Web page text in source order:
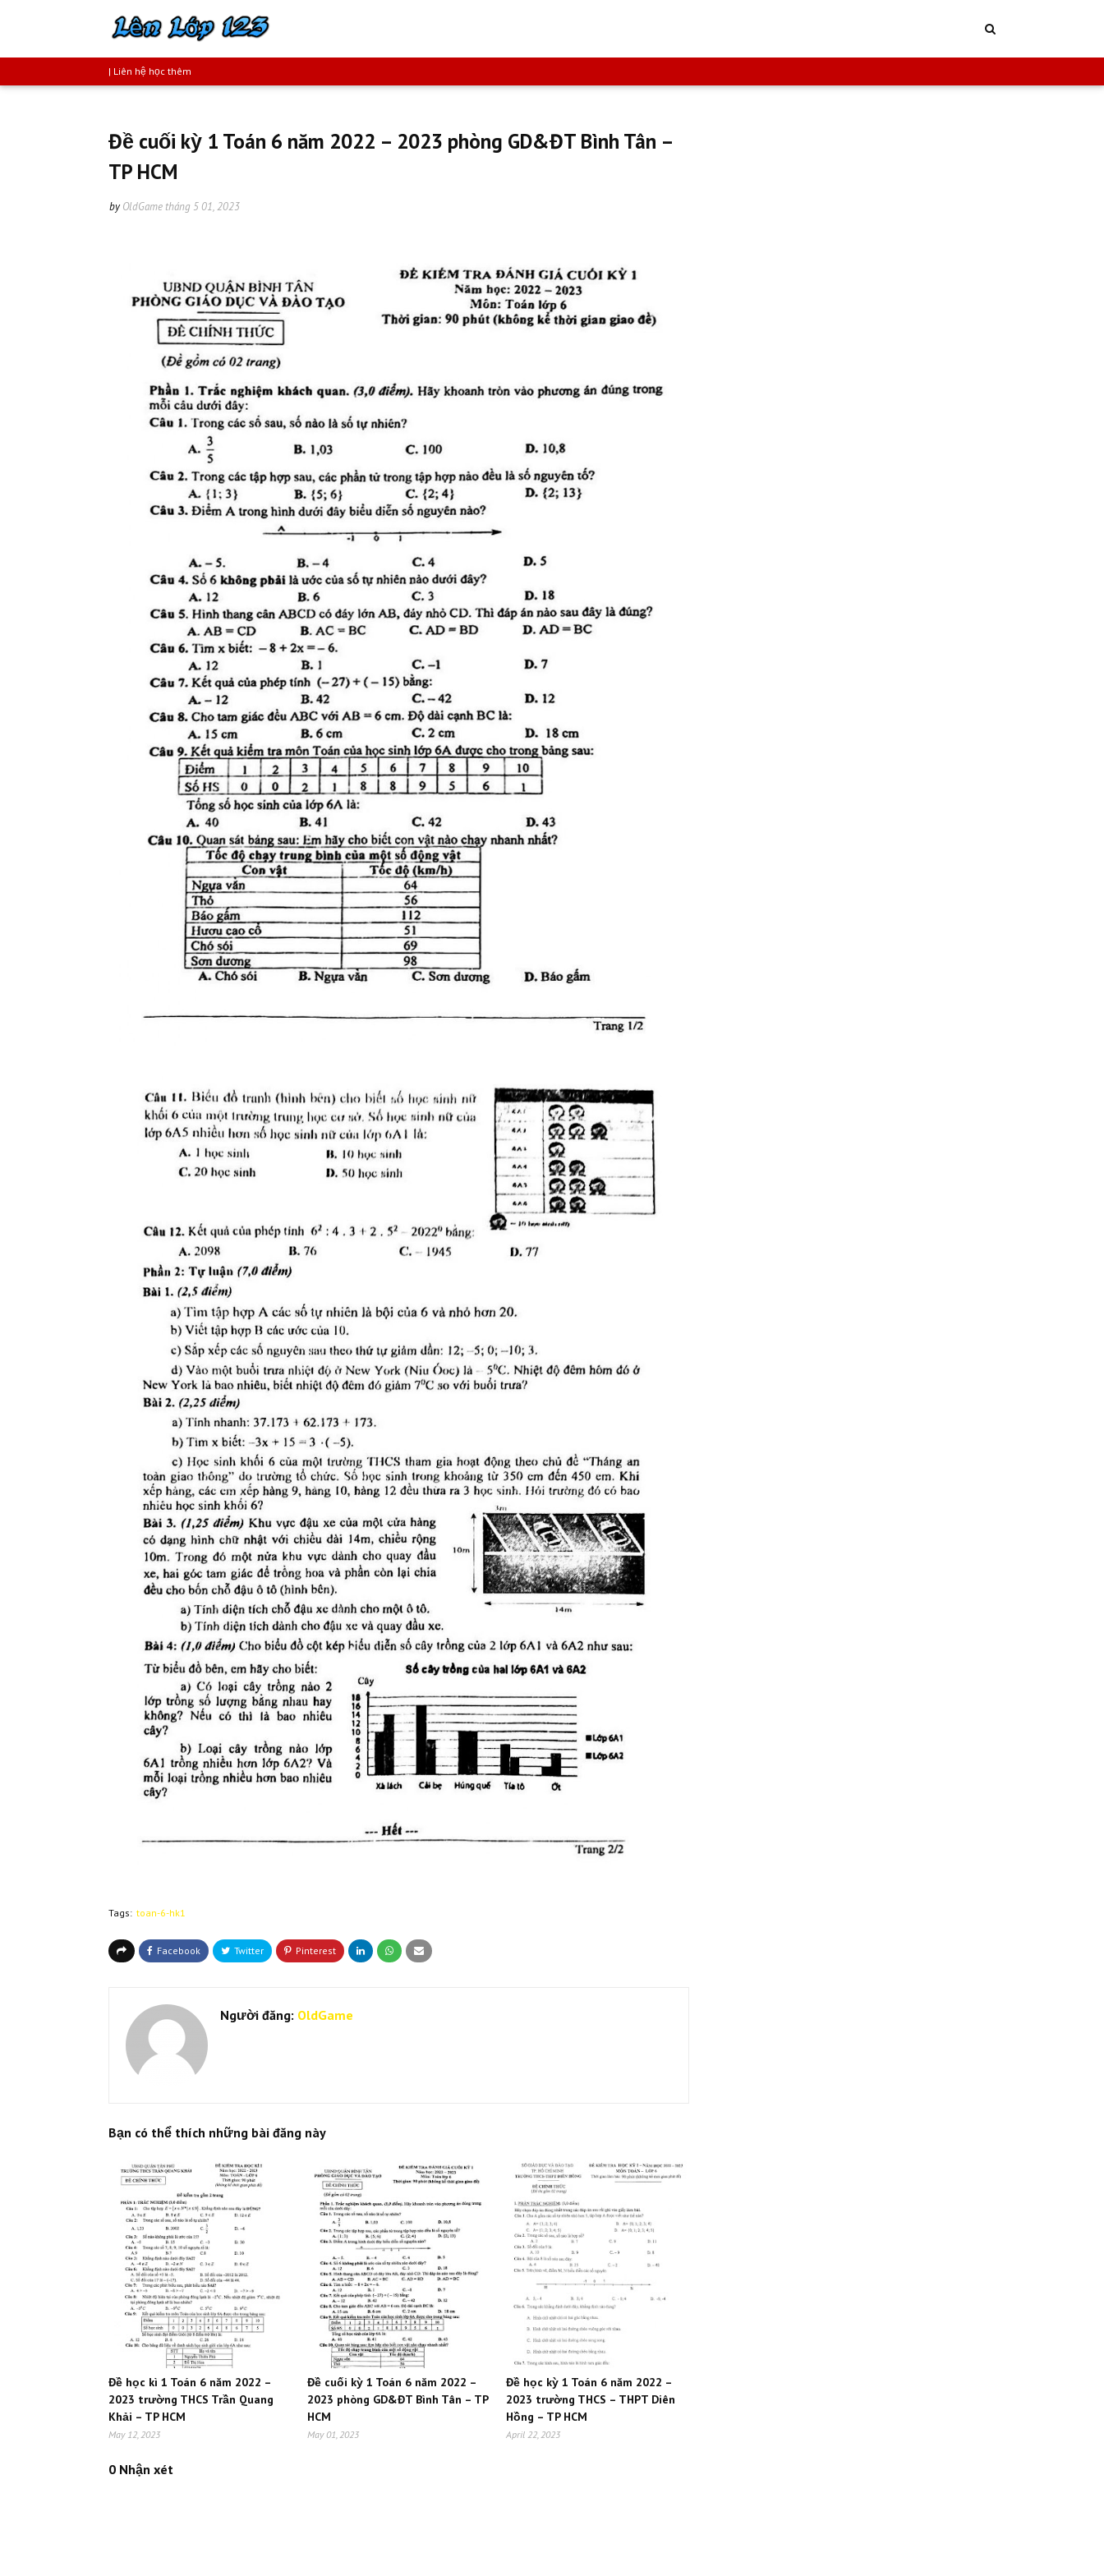
| Liên hệ học thêm
Đề cuối kỳ 1 Toán 6 năm 2022 – 2023 phòng GD&ĐT Bình Tân –
TP HCM
by OldGame tháng 5 01, 2023
Tags: toan-6-hk1
Người đăng: OldGame
Bạn có thể thích những bài đăng này
Đề học kì 1 Toán 6 năm 2022 –
2023 trường THCS Trần Quang
Khải – TP HCM
May 12, 2023
Đề cuối kỳ 1 Toán 6 năm 2022 –
2023 phòng GD&ĐT Bình Tân – TP
HCM
May 01, 2023
Đề học kỳ 1 Toán 6 năm 2022 –
2023 trường THCS – THPT Diên
Hồng – TP HCM
April 22, 2023
0 Nhận xét